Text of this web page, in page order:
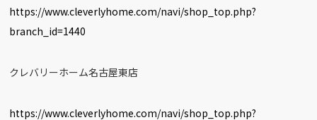
https://www.cleverlyhome.com/navi/shop_top.php?
branch_id=1440
クレバリーホーム名古屋東店
https://www.cleverlyhome.com/navi/shop_top.php?